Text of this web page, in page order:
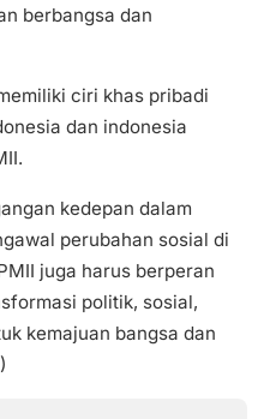
berbangsa dan
ciri khas pribadi
dan indonesia
kedepan dalam
perubahan sosial di
juga harus berperan
politik, sosial,
kemajuan bangsa dan